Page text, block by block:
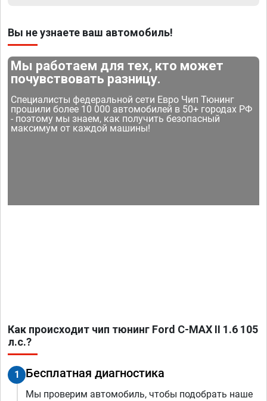
Вы не узнаете ваш автомобиль!
Мы работаем для тех, кто может
почувствовать разницу.
Специалисты федеральной сети Евро Чип Тюнинг
прошили более 10 000 автомобилей в 50+ городах РФ
- поэтому мы знаем, как получить безопасный
максимум от каждой машины!
Как происходит чип тюнинг Ford C-MAX II 1.6 105
л.с.?
1 Бесплатная диагностика
Мы проверим автомобиль, чтобы подобрать наше